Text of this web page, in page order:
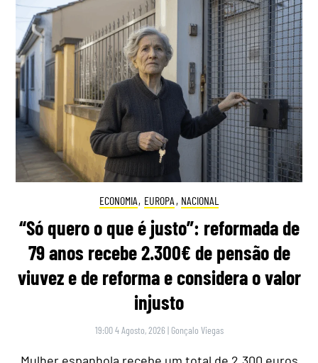
ECONOMIA, EUROPA , NACIONAL
“Só quero o que é justo”: reformada de
79 anos recebe 2.300€ de pensão de
viuvez e de reforma e considera o valor
injusto
19:00 4 Agosto, 2026 | Gonçalo Viegas